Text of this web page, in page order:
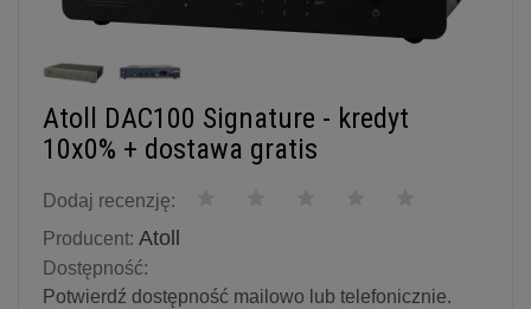
Atoll DAC100 Signature - kredyt
10x0% + dostawa gratis
Dodaj recenzję:
Producent: Atoll
Dostępność:
Potwierdź dostępność mailowo lub telefonicznie.